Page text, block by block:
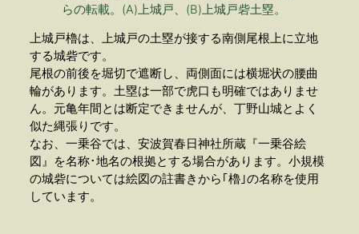
らの転載。(A)上城戸、(B)上城戸砦土塁。
上城戸櫓は、上城戸の土塁が接する南側尾根上に立地
する城砦です。
尾根の前後を堀切で遮断し、両側面には横堀状の腰曲
輪があります。土塁は一部で虎口も明確ではありませ
ん。元亀年間とは断定できませんが、丁野山城とよく
似た縄張りです。
なお、一乗谷では、安波賀春日神社所蔵『一乗谷絵
図』を名称･地名の根拠とする場合があります。小規模
の城砦については絵図の註書きから｢櫓｣の名称を使用
しています。